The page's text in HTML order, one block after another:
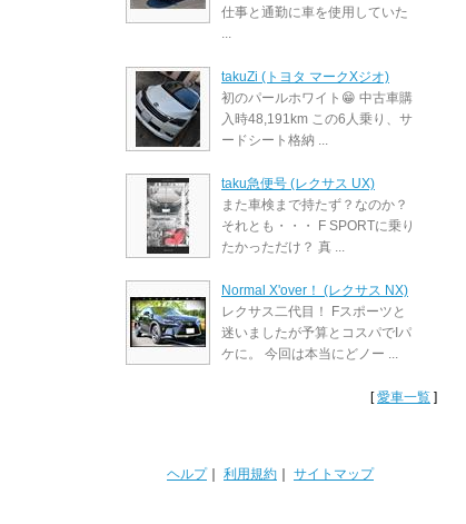
仕事と通勤に車を使用していた
...
takuZi (トヨタ マークXジオ)
初のパールホワイト😁 中古車購
入時48,191km この6人乗り、サ
ードシート格納 ...
taku急便号 (レクサス UX)
また車検まで持たず？なのか？
それとも・・・ F SPORTに乗り
たかっただけ？ 真 ...
Normal X'over！ (レクサス NX)
レクサス二代目！ Fスポーツと
迷いましたが予算とコスパでIパ
ケに。 今回は本当にどノー ...
[愛車一覧 ]
ヘルプ｜ 利用規約 サイトマップ